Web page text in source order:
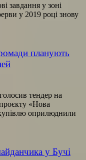
завдання у зоні
у 2019 році знову
планують
тендер на
проєкту «Нова
оприлюднили
у Бучі